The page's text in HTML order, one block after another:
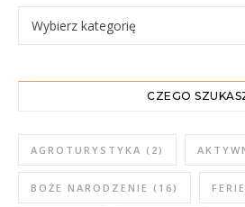
CZEGO
AGROTURYSTYKA (2)
BOŻE NARODZENIE (16) FERIE